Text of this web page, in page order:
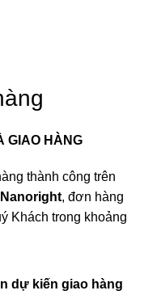
GIAO HÀNG
thành công trên
Nanoright, đơn hàng
Khách trong khoảng
dự kiến giao hàng